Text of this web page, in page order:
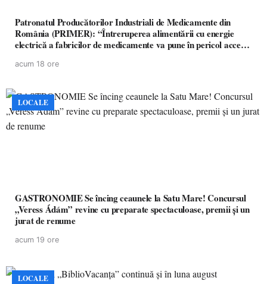
Patronatul Producătorilor Industriali de Medicamente din
România (PRIMER): “Întreruperea alimentării cu energie
electrică a fabricilor de medicamente va pune în pericol accesul
acum 18 ore
LOCALE
GASTRONOMIE Se încing ceaunele la Satu Mare! Concursul
„Veress Ádám” revine cu preparate spectaculoase, premii și un
jurat de renume
acum 19 ore
LOCALE